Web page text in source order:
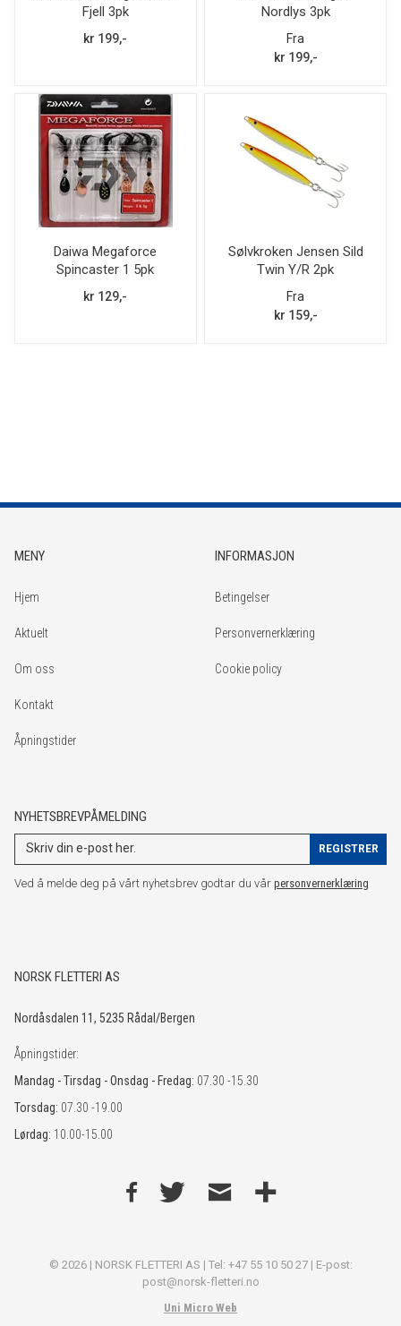
Fjell 3pk
kr 199,-
Nordlys 3pk
Fra
kr 199,-
Daiwa Megaforce
Spincaster 1 5pk
kr 129,-
Sølvkroken Jensen Sild
Twin Y/R 2pk
Fra
kr 159,-
MENY
Hjem
Aktuelt
Om oss
Kontakt
Åpningstider
INFORMASJON
Betingelser
Personvernerklæring
Cookie policy
NYHETSBREVPÅMELDING
Ved å melde deg på vårt nyhetsbrev godtar du vår personvernerklæring
NORSK FLETTERI AS
Nordåsdalen 11, 5235 Rådal/Bergen
Åpningstider:
Mandag - Tirsdag - Onsdag - Fredag: 07.30 -15.30
Torsdag: 07.30 -19.00
Lørdag: 10.00-15.00
© 2026 | NORSK FLETTERI AS | Tel: +47 55 10 50 27 | E-post:
post@norsk-fletteri.no
Uni Micro Web